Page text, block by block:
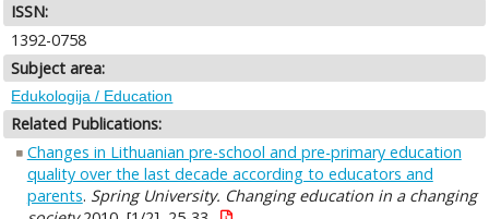
ISSN:
1392-0758
Subject area:
Edukologija / Education
Related Publications:
Changes in Lithuanian pre-school and pre-primary education
quality over the last decade according to educators and
parents. Spring University. Changing education in a changing